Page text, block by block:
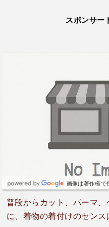
スポンサー
画像は著作権で
普段からカット、パーマ
に、着物の着付けのセンス